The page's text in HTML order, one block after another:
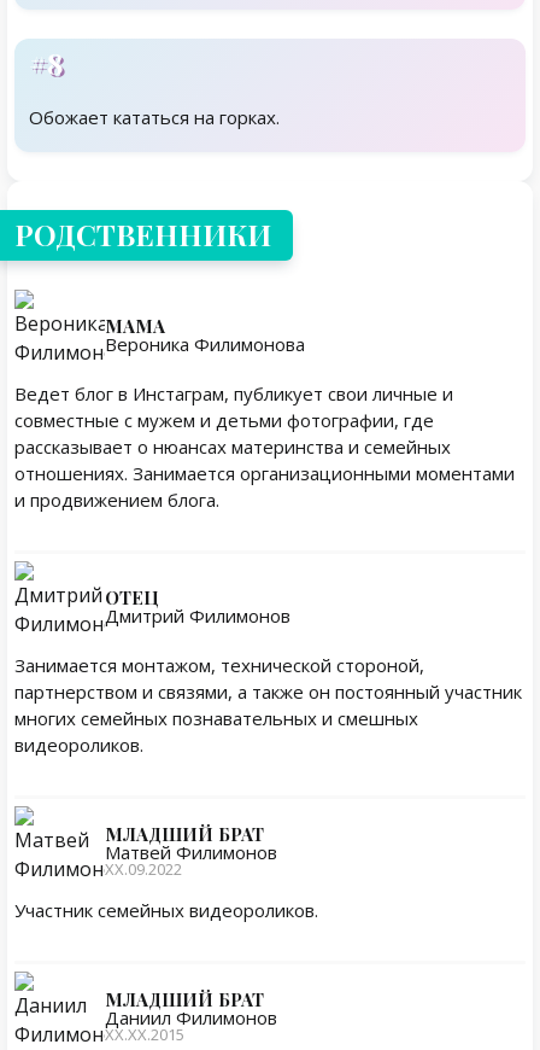
#8
Обожает кататься на горках.
Родственники
РОДСТВЕННИКИ
МАМА
Вероника Филимонова
Ведет блог в Инстаграм, публикует свои личные и
совместные с мужем и детьми фотографии, где
рассказывает о нюансах материнства и семейных
отношениях. Занимается организационными моментами
и продвижением блога.
ОТЕЦ
Дмитрий Филимонов
Занимается монтажом, технической стороной,
партнерством и связями, а также он постоянный участник
многих семейных познавательных и смешных
видеороликов.
МЛАДШИЙ БРАТ
Матвей Филимонов
XX.09.2022
Участник семейных видеороликов.
МЛАДШИЙ БРАТ
Даниил Филимонов
XX.XX.2015